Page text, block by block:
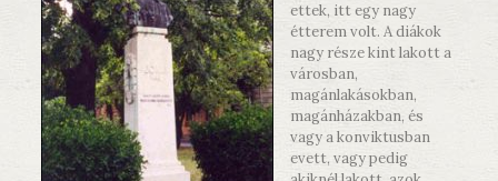
ettek, itt egy nagy
étterem volt. A diákok
nagy része kint lakott a
városban,
magánlakásokban,
magánházakban, és
vagy a konviktusban
evett, vagy pedig